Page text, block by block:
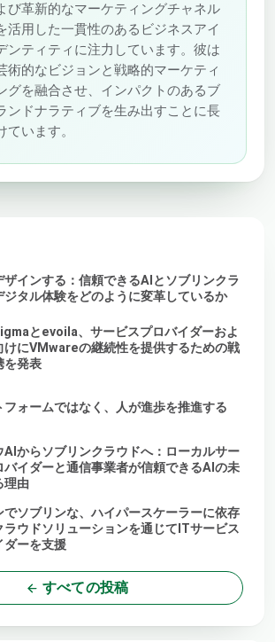
び革新的なマーケティングチャネル
活用した一貫性のあるビジネスアイ
ンティティに注力しています。彼は
術的なビジョンと戦略的マーケティ
グを融合させ、インパクトのあるブ
ンドナラティブを生み出すことに長
ています。
ザインする：信頼できるAIとソブリンクラ
ジタル体験をどのように変革しているか
とevoila、サービスプロバイダーおよ
けにVMwareの継続性を提供するための戦
を発表
フォームではなく、人が進歩を推進する
AIからソブリンクラウドへ：ローカルサー
バイダーと通信事業者が信頼できるAIの未
理由
でソブリンな、ハイパースケーラーに依存
ラウドソリューションを通じてITサービス
ダーを支援
すべての投稿